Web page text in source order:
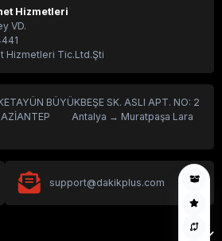
Hizmetleri
VD.
Hizmetleri Tic.Ltd.Şti
BÜYÜKBEŞE SK. ASLI APT. NO: 2
Antalya → Muratpaşa Lara
support@dakikplus.com